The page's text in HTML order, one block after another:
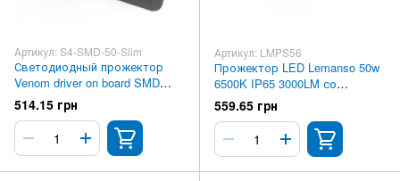
Артикул: S4-SMD-50-Slim
Светодиодный прожектор
Venom driver on board SMD
50ВТ 6000-6500K 220V Standart
Slim (S4-SMD-50-Slim)
514.15 грн
Артикул: LMPS56
Прожектор LED Lemanso 50w
6500K IP65 3000LM со
встроенным датчиком чёрный
LMPS56
559.65 грн